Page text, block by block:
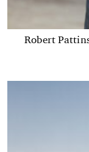
Robert